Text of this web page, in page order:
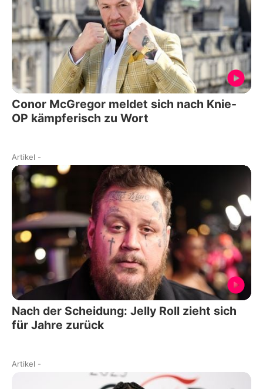
Conor McGregor meldet sich nach Knie-
OP kämpferisch zu Wort
Artikel -
Nach der Scheidung: Jelly Roll zieht sich
für Jahre zurück
Artikel -